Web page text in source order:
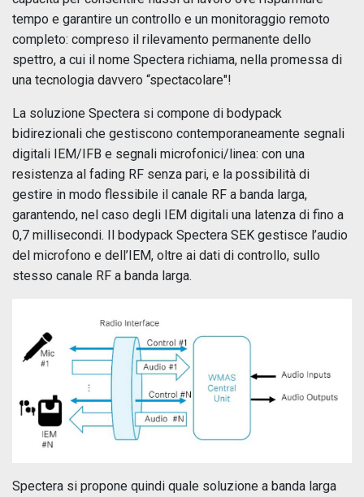
tempo e garantire un controllo e un monitoraggio remoto
completo: compreso il rilevamento permanente dello
spettro, a cui il nome Spectera richiama, nella promessa di
una tecnologia davvero “spectacolare"!
La soluzione Spectera si compone di bodypack
bidirezionali che gestiscono contemporaneamente segnali
digitali IEM/IFB e segnali microfonici/linea: con una
resistenza al fading RF senza pari, e la possibilità di
gestire in modo flessibile il canale RF a banda larga,
garantendo, nel caso degli IEM digitali una latenza di fino a
0,7 millisecondi. Il bodypack Spectera SEK gestisce l’audio
del microfono e dell’IEM, oltre ai dati di controllo, sullo
stesso canale RF a banda larga.
Spectera si propone quindi quale soluzione a banda larga